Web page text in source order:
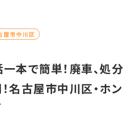
屋市中川区
本で簡単！廃車、処分
名古屋市中川区・ホン